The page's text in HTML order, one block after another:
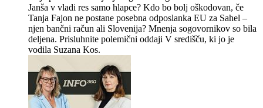
Janša v vladi res samo hlapce? Kdo bo bolj oškodovan, če
Tanja Fajon ne postane posebna odposlanka EU za Sahel –
njen bančni račun ali Slovenija? Mnenja sogovornikov so bila
deljena. Prisluhnite polemični oddaji V središču, ki jo je
vodila Suzana Kos.